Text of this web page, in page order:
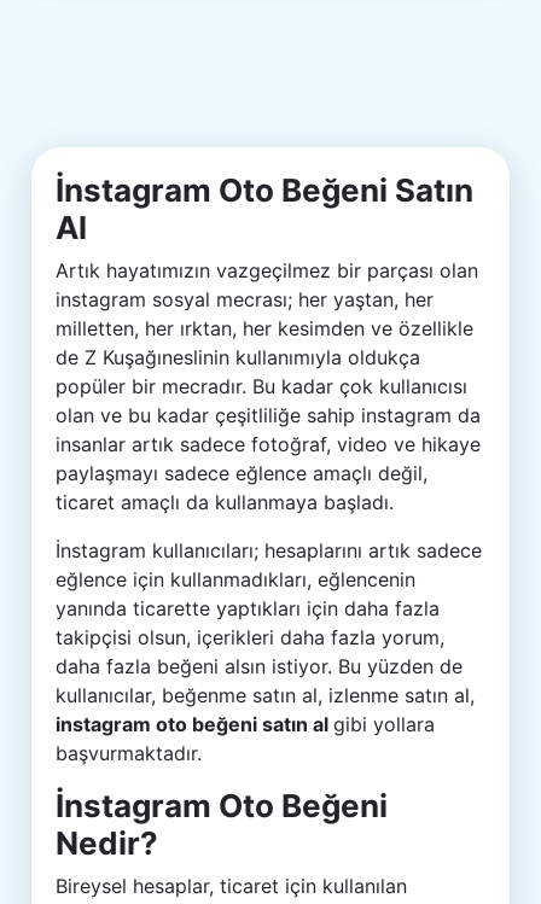
İnstagram Oto Beğeni Satın
Al
Artık hayatımızın vazgeçilmez bir parçası olan
instagram sosyal mecrası; her yaştan, her
milletten, her ırktan, her kesimden ve özellikle
de Z Kuşağıneslinin kullanımıyla oldukça
popüler bir mecradır. Bu kadar çok kullanıcısı
olan ve bu kadar çeşitliliğe sahip instagram da
insanlar artık sadece fotoğraf, video ve hikaye
paylaşmayı sadece eğlence amaçlı değil,
ticaret amaçlı da kullanmaya başladı.
İnstagram kullanıcıları; hesaplarını artık sadece
eğlence için kullanmadıkları, eğlencenin
yanında ticarette yaptıkları için daha fazla
takipçisi olsun, içerikleri daha fazla yorum,
daha fazla beğeni alsın istiyor. Bu yüzden de
kullanıcılar, beğenme satın al, izlenme satın al,
instagram oto beğeni satın algibi yollara
başvurmaktadır.
İnstagram Oto Beğeni
Nedir?
Bireysel hesaplar, ticaret için kullanılan